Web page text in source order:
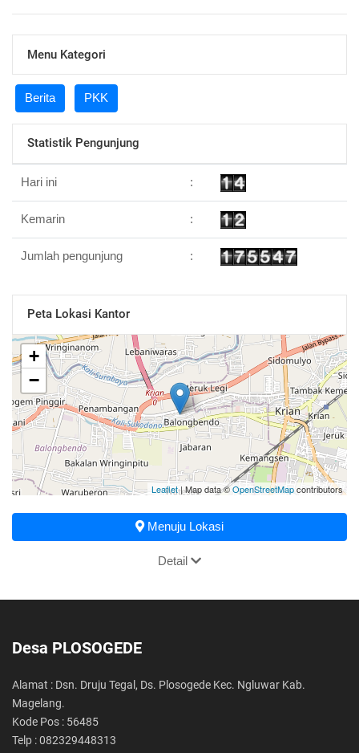
Menu Kategori
Berita PKK
Statistik Pengunjung
Hari ini :
Kemarin :
Jumlah pengunjung :
Peta Lokasi Kantor
+
−
Leaflet| Map data ©OpenStreetMapcontributors
Menuju Lokasi
Detail
Desa PLOSOGEDE
Alamat : Dsn. Druju Tegal, Ds. Plosogede Kec. Ngluwar Kab.
Magelang.
Kode Pos : 56485
Telp : 082329448313